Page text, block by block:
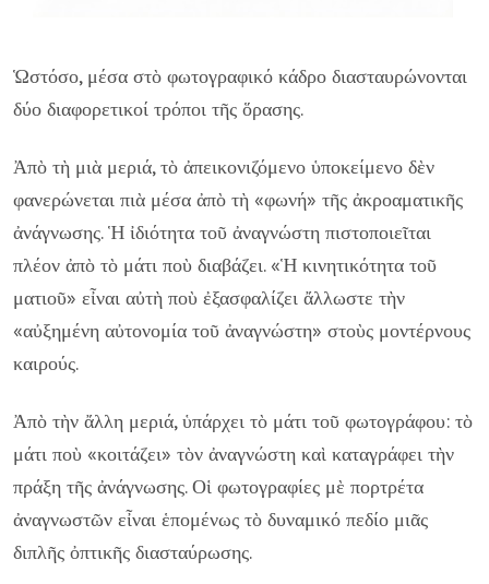
Ὡστόσο, μέσα στὸ φωτογραφικό κάδρο διασταυρώνονται
δύο διαφορετικοί τρόποι τῆς ὅρασης.
Ἀπὸ τὴ μιὰ μεριά, τὸ ἀπεικονιζόμενο ὑποκείμενο δὲν
φανερώνεται πιὰ μέσα ἀπὸ τὴ «φωνή» τῆς ἀκροαματικῆς
ἀνάγνωσης. Ἡ ἰδιότητα τοῦ ἀναγνώστη πιστοποιεῖται
πλέον ἀπὸ τὸ μάτι ποὺ διαβάζει. «Ἡ κινητικότητα τοῦ
ματιοῦ» εἶναι αὐτὴ ποὺ ἐξασφαλίζει ἄλλωστε τὴν
«αὐξημένη αὐτονομία τοῦ ἀναγνώστη» στοὺς μοντέρνους
καιρούς.
Ἀπὸ τὴν ἄλλη μεριά, ὑπάρχει τὸ μάτι τοῦ φωτογράφου: τὸ
μάτι ποὺ «κοιτάζει» τὸν ἀναγνώστη καὶ καταγράφει τὴν
πράξη τῆς ἀνάγνωσης. Οἱ φωτογραφίες μὲ πορτρέτα
ἀναγνωστῶν εἶναι ἑπομένως τὸ δυναμικό πεδίο μιᾶς
διπλῆς ὀπτικῆς διασταύρωσης.